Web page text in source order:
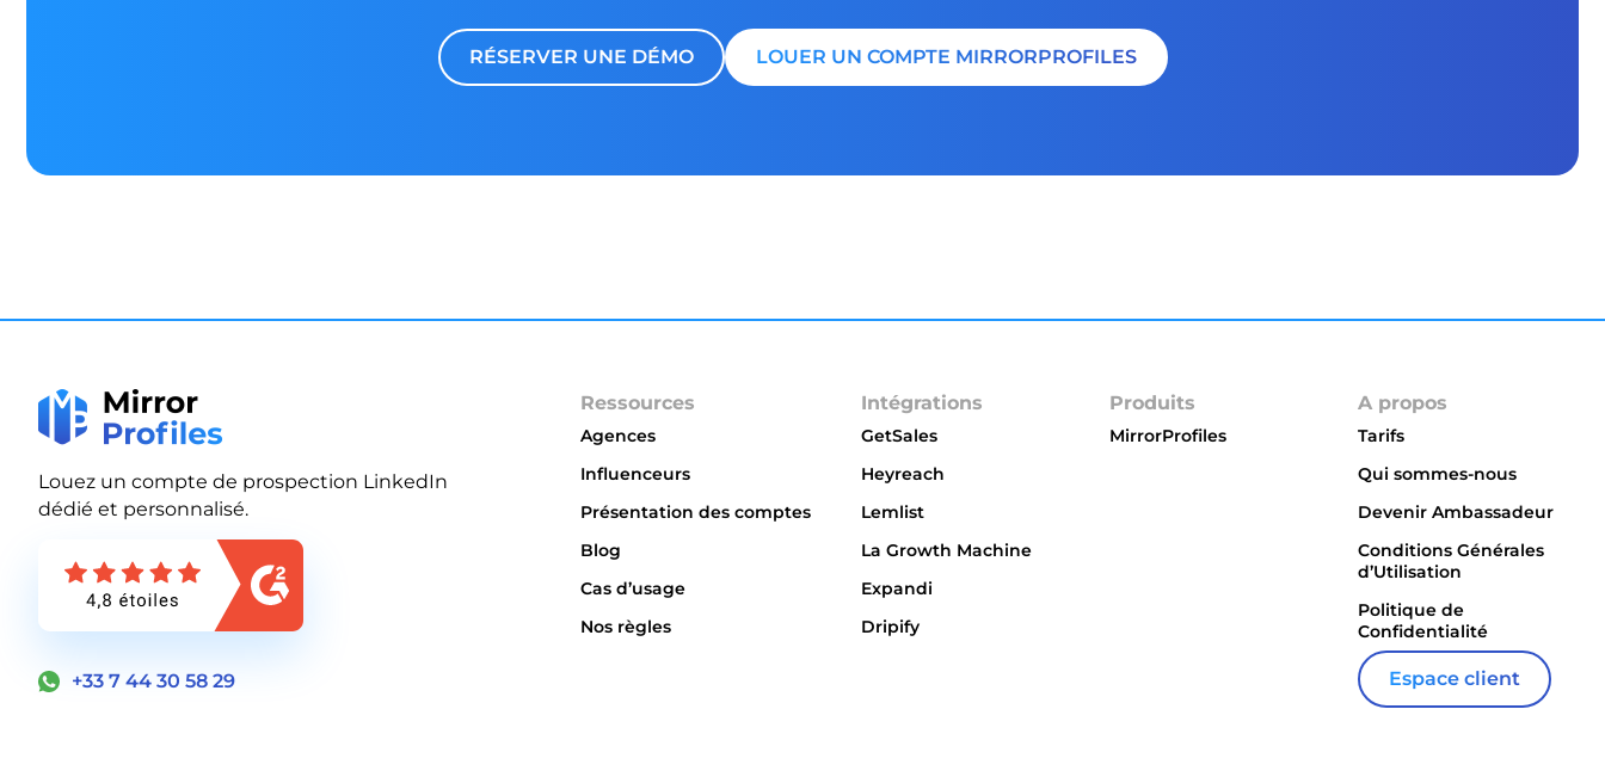
RÉSERVER UNE DÉMO LOUER UN COMPTE MIRRORPROFILES
Louez un compte de prospection LinkedIn
dédié et personnalisé.
+33 7 44 30 58 29
Ressources
Agences
Influenceurs
Présentation des comptes
Blog
Cas d’usage
Nos règles
Intégrations
GetSales
Heyreach
Lemlist
La Growth Machine
Expandi
Dripify
Produits
MirrorProfiles
A propos
Tarifs
Qui sommes-nous
Devenir Ambassadeur
Conditions Générales
d’Utilisation
Politique de
Confidentialité
Espace client